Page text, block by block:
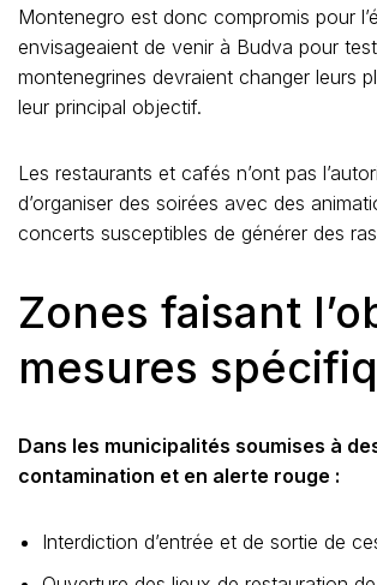
Montenegro est donc compromis pour
envisageaient de venir à Budva pour
montenegrines devraient changer leurs
leur principal objectif.
Les restaurants et cafés n’ont pas
d’organiser des soirées avec des
concerts susceptibles de générer des
Zones faisant
mesures
Dans les municipalités soumises à
contamination et en alerte rouge :
Interdiction d’entrée et de sortie de